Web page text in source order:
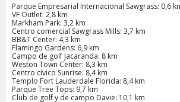
Parque Empresarial Internacional Sawgrass: 0,6
VF Outlet: 2,8 km
Markham Park: 3,2 km
Centro comercial Sawgrass Mills: 3,7 km
BB&T Center: 4,3 km
Flamingo Gardens: 6,9 km
Campo de golf Jacaranda: 8 km
Weston Town Center: 8,3 km
Centro cívico Sunrise: 8,4 km
Templo Fort Lauderdale Florida: 8,4 km
Parque Tree Tops: 9,7 km
Club de golf y de campo Davie: 10,1 km